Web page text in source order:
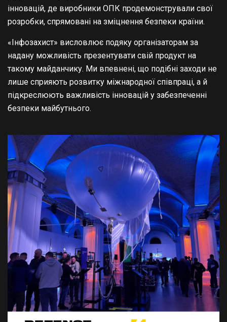
інновацій, де виробники ОПК продемонстрували свої
розробки, спрямовані на зміцнення безпеки країни.
«Інфозахист» висловлює подяку організаторам за
надану можливість презентувати свій продукт на
такому майданчику. Ми впевнені, що подібні заходи не
лише сприяють розвитку міжнародної співпраці, а й
підкреслюють важливість інновацій у забезпеченні
безпеки майбутнього.